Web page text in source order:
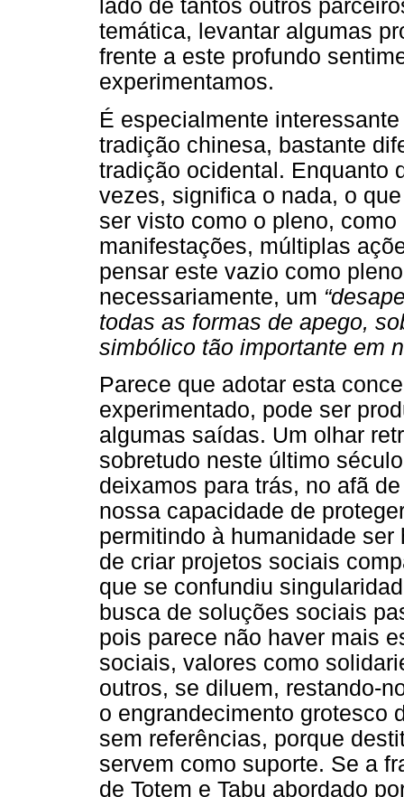
lado de tantos outros
temática, levantar algumas
frente a este profundo
experimentamos.
É especialmente
tradição chinesa, bastante
tradição ocidental. Enquanto
vezes, significa o nada, o
ser visto como o pleno,
manifestações, múltiplas
pensar este vazio como
necessariamente, um
todas as formas de apego,
simbólico tão importante em
Parece que adotar esta
experimentado, pode ser
algumas saídas. Um olhar
sobretudo neste último
deixamos para trás, no afã
nossa capacidade de
permitindo à humanidade
de criar projetos sociais
que se confundiu
busca de soluções sociais
pois parece não haver mais
sociais, valores como
outros, se diluem, restando-
o engrandecimento grotesco
sem referências, porque
servem como suporte. Se a
de Totem e Tabu abordado